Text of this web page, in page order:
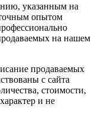
указанным на
опытом
на нашем
продаваемых
с сайта
стоимости,
и не